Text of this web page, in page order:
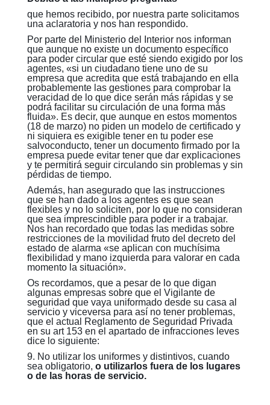
que hemos recibido, por nuestra parte solicitamos
una aclaratoria y nos han respondido.
Por parte del Ministerio del Interior nos informan
que aunque no existe un documento específico
para poder circular que esté siendo exigido por los
agentes, «si un ciudadano tiene uno de su
empresa que acredita que está trabajando en ella
probablemente las gestiones para comprobar la
veracidad de lo que dice serán más rápidas y se
podrá facilitar su circulación de una forma más
fluida». Es decir, que aunque en estos momentos
(18 de marzo) no piden un modelo de certificado y
ni siquiera es exigible tener en tu poder ese
salvoconducto, tener un documento firmado por la
empresa puede evitar tener que dar explicaciones
y te permitirá seguir circulando sin problemas y sin
pérdidas de tiempo.
Además, han asegurado que las instrucciones
que se han dado a los agentes es que sean
flexibles y no lo soliciten, por lo que no consideran
que sea imprescindible para poder ir a trabajar.
Nos han recordado que todas las medidas sobre
restricciones de la movilidad fruto del decreto del
estado de alarma «se aplican con muchísima
flexibilidad y mano izquierda para valorar en cada
momento la situación».
Os recordamos, que a pesar de lo que digan
algunas empresas sobre que el Vigilante de
seguridad que vaya uniformado desde su casa al
servicio y viceversa para así no tener problemas,
que el actual Reglamento de Seguridad Privada
en su art 153 en el apartado de infracciones leves
dice lo siguiente:
9. No utilizar los uniformes y distintivos, cuando
sea obligatorio, o utilizarlos fuera de los lugares
o de las horas de servicio.